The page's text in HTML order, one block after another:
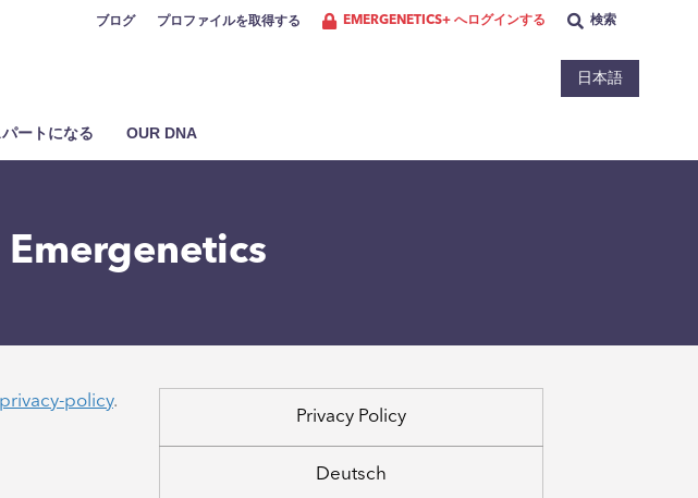
ブログ プロファイルを取得する EMERGENETICS+ へログインする 検索
日本語
ートになる OUR DNA
policy.
Privacy Policy
Deutsch